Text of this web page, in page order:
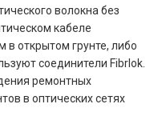
волокна без
кабеле
открытом грунте, либо
соединители Fibrlok.
ремонтных
в оптических сетях